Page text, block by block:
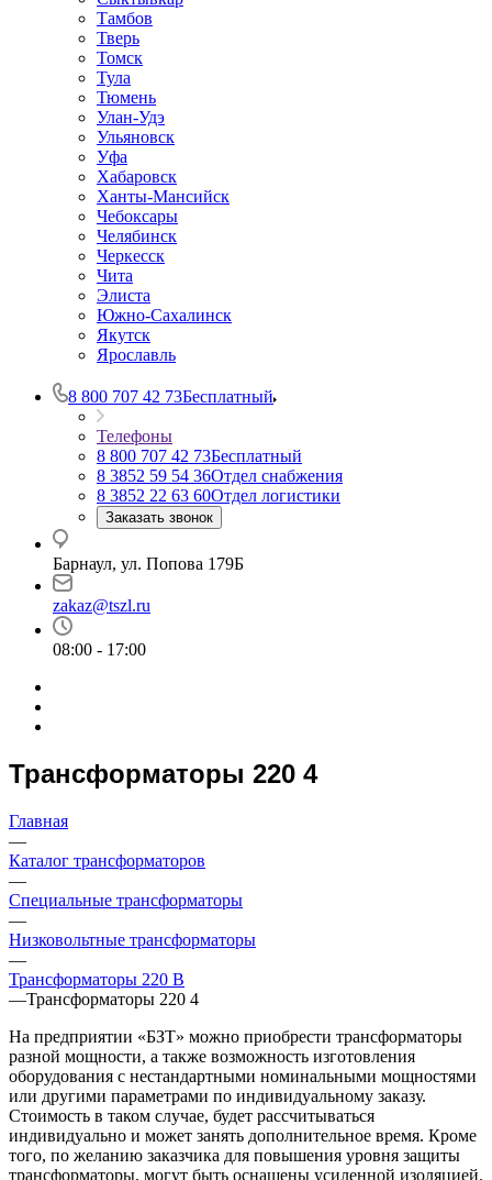
Тамбов
Тверь
Томск
Тула
Тюмень
Улан-Удэ
Ульяновск
Уфа
Хабаровск
Ханты-Мансийск
Чебоксары
Челябинск
Черкесск
Чита
Элиста
Южно-Сахалинск
Якутск
Ярославль
8 800 707 42 73Бесплатный
Телефоны
8 800 707 42 73Бесплатный
8 3852 59 54 36Отдел снабжения
8 3852 22 63 60Отдел логистики
Заказать звонок
Барнаул, ул. Попова 179Б
zakaz@tszl.ru
08:00 - 17:00
Трансформаторы 220 4
Главная
—
Каталог трансформаторов
—
Специальные трансформаторы
—
Низковольтные трансформаторы
—
Трансформаторы 220 В
—Трансформаторы 220 4
На предприятии «БЗТ» можно приобрести трансформаторы
разной мощности, а также возможность изготовления
оборудования с нестандартными номинальными мощностями
или другими параметрами по индивидуальному заказу.
Стоимость в таком случае, будет рассчитываться
индивидуально и может занять дополнительное время. Кроме
того, по желанию заказчика для повышения уровня защиты
трансформаторы, могут быть оснащены усиленной изоляцией.